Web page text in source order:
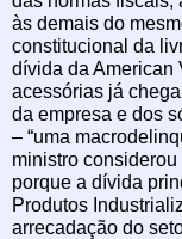
às demais do
constitucional da
dívida da American
acessórias já
da empresa e dos
– “uma
ministro
porque a dívida
Produtos
arrecadação do